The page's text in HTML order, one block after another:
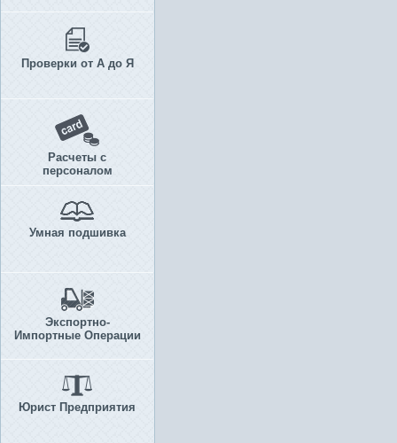
Проверки от А до Я
Расчеты с
персоналом
Умная подшивка
Экспортно-
Импортные Операции
Юрист Предприятия